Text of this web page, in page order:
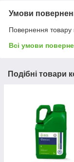
Умови
Повернення товару
Всі умови
Подібні товари